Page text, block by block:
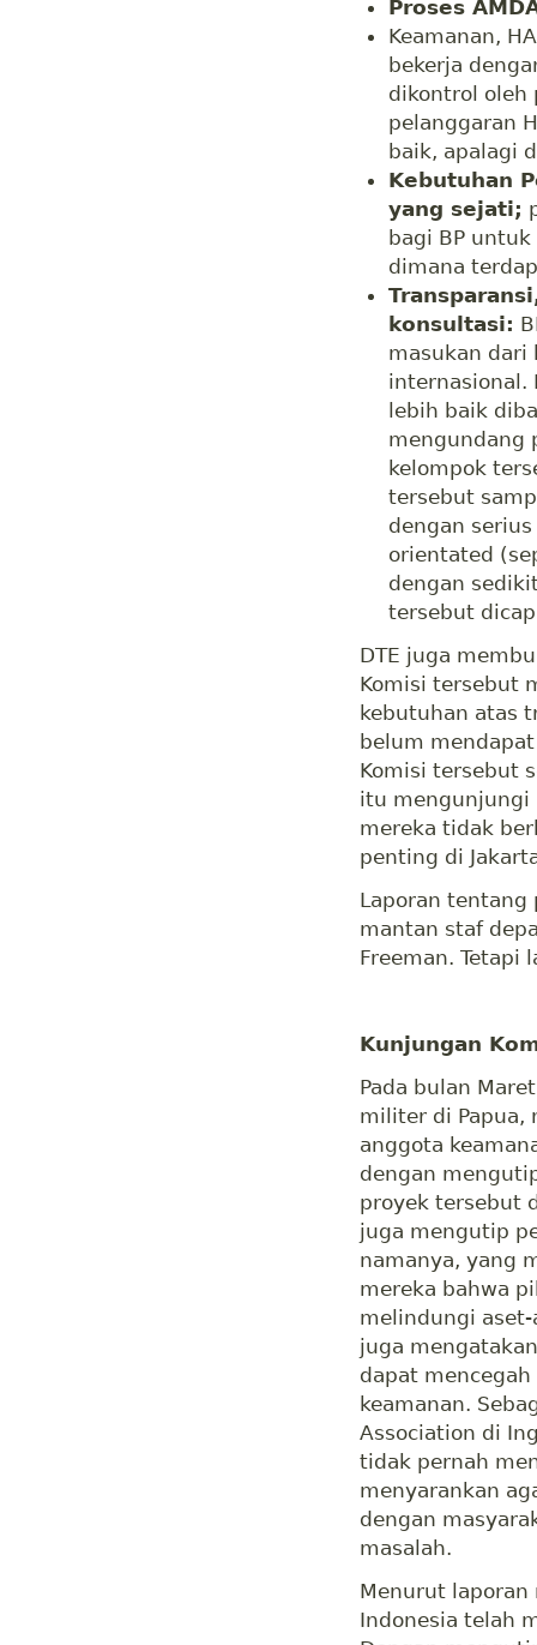
Proses
Keamanan,
bekerja
dikontrol oleh
pelanggaran
baik, apalagi
Kebutuhan
yang sejati;
bagi BP
dimana
konsultasi:
masukan dari
internasional.
lebih baik
mengundang
kelompok
tersebut
dengan
orientated
dengan
tersebut
DTE juga
Komisi tersebut
kebutuhan atas
belum
Komisi tersebut
itu mengunjungi
mereka tidak
penting di
Laporan tentang
mantan staf
Freeman. Tetapi
Kunjungan
Pada bulan
militer di Papua,
anggota
dengan
proyek tersebut
juga mengutip
namanya, yang
mereka bahwa
melindungi aset-
juga
dapat
keamanan.
Association di
tidak pernah
menyarankan
dengan
masalah.
Menurut laporan
Indonesia telah